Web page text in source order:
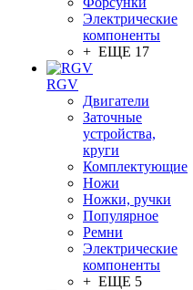
Электрические
компоненты
+ ЕЩЕ 17
RGV
Двигатели
Заточные
устройства,
круги
Комплектующие
Ножи
Ножки, ручки
Популярное
Ремни
Электрические
компоненты
+ ЕЩЕ 5